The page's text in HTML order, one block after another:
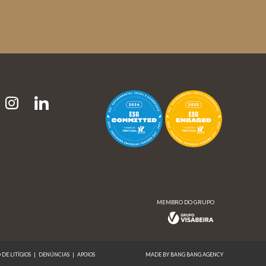
MEMBRO DO GRUPO
DE LITÍGIOS | DENÚNCIAS | APOIOS MADE BY BANG BANG AGENCY
MEMBRO DO GRUPO